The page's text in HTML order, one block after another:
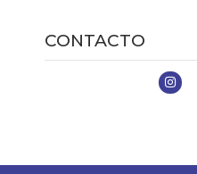
CONTACTO